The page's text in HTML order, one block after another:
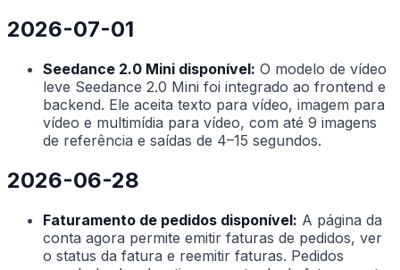
2026-07-01
Seedance 2.0 Mini disponível: O modelo de vídeo
leve Seedance 2.0 Mini foi integrado ao frontend e
backend. Ele aceita texto para vídeo, imagem para
vídeo e multimídia para vídeo, com até 9 imagens
de referência e saídas de 4–15 segundos.
2026-06-28
Faturamento de pedidos disponível: A página da
conta agora permite emitir faturas de pedidos, ver
o status da fatura e reemitir faturas. Pedidos